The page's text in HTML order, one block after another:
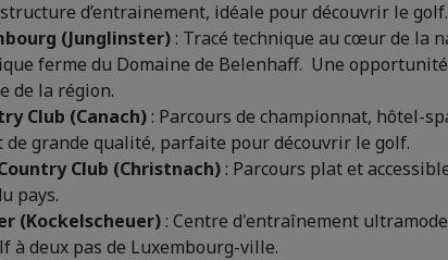
d’entrainement, idéale pour découvrir le golf.
(Junglinster): Tracé technique au cœur de la
ferme du Domaine de Belenhaff. Une
de la région.
Club (Canach): Parcours de championnat, hôtel-
de grande qualité, parfaite pour découvrir le golf.
Club (Christnach): Parcours plat et
pays.
(Kockelscheuer): Centre d'entraînement
à deux pas de Luxembourg-ville.